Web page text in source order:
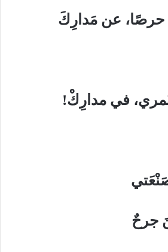
حرصًا، عن مَدارِكَ
في مدارِكْ!
جرحٌ